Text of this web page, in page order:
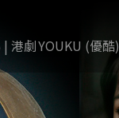
| 港劇YOUKU (優酷)